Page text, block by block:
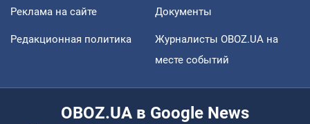
Реклама на сайте Документы
Редакционная политика
Журналисты OBOZ.UA на
месте событий
OBOZ.UA в Google News